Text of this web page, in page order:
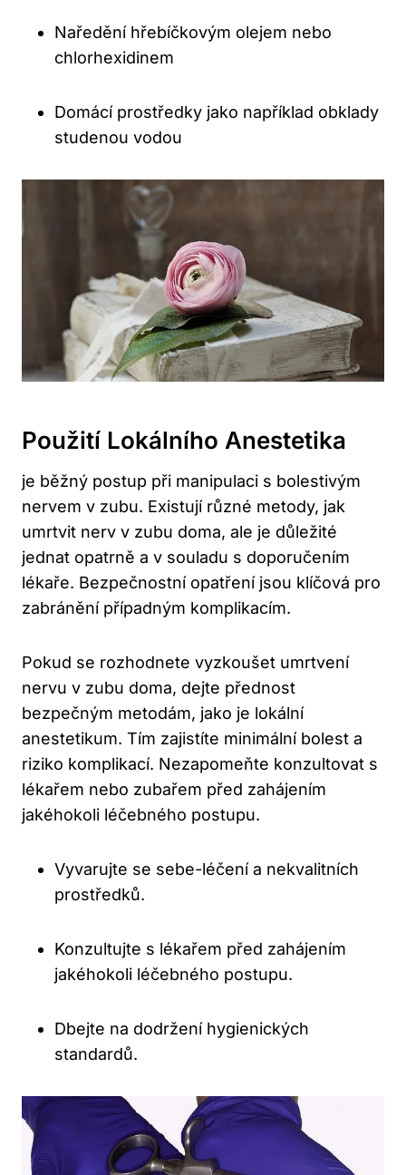
Naředění hřebíčkovým olejem nebo
chlorhexidinem
Domácí prostředky jako například obklady
studenou vodou
Použití Lokálního Anestetika
je běžný postup při manipulaci s bolestivým
nervem v zubu. Existují různé metody, jak
umrtvit nerv v zubu doma, ale je důležité
jednat opatrně a v souladu s doporučením
lékaře. Bezpečnostní opatření jsou klíčová pro
zabránění případným komplikacím.
Pokud se rozhodnete vyzkoušet umrtvení
nervu v zubu doma, dejte přednost
bezpečným metodám, jako je lokální
anestetikum. Tím zajistíte minimální bolest a
riziko komplikací. Nezapomeňte konzultovat s
lékařem nebo zubařem před zahájením
jakéhokoli léčebného postupu.
Vyvarujte se sebe-léčení a nekvalitních
prostředků.
Konzultujte s lékařem před zahájením
jakéhokoli léčebného postupu.
Dbejte na dodržení hygienických
standardů.